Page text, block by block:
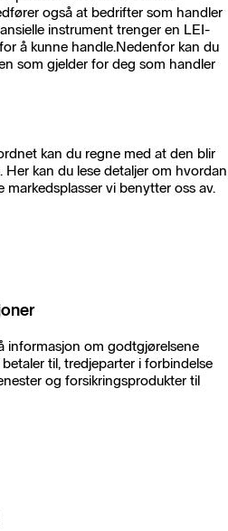
også at bedrifter som handler
instrument trenger en LEI-
å kunne handle.Nedenfor kan du
som gjelder for deg som handler
kan du regne med at den blir
kan du lese detaljer om hvordan
vi benytter oss av.
informasjon om godtgjørelsene
til, tredjeparter i forbindelse
og forsikringsprodukter til